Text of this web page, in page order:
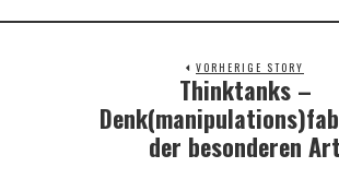
VORHERIGE STORY
Previous
post:
Thinktanks –
der besonderen Art